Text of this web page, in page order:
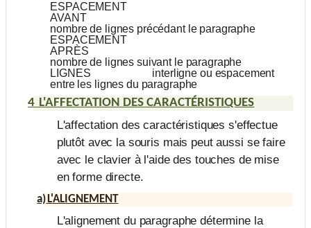
ESPACEMENT
AVANT
nombre de lignes précédant le paragraphe
ESPACEMENT
APRÈS
nombre de lignes suivant le paragraphe
LIGNES
interligne ou espacement
entre les lignes du paragraphe
4 L'AFFECTATION DESCARACTÉRISTIQUES
L'affectation des caractéristiques s'effectue
plutôt avec la souris mais peut aussi se faire
avec le clavier à l'aide des touches de mise
en forme directe.
a)L'ALIGNEMENT
L'alignement du paragraphe détermine la